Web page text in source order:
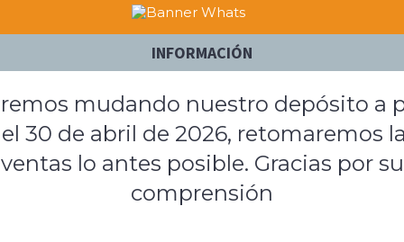
INFORMACIÓN
mudando nuestro depósito a
30 de abril de 2026, retomaremos
ventas lo antes posible. Gracias por su
comprensión